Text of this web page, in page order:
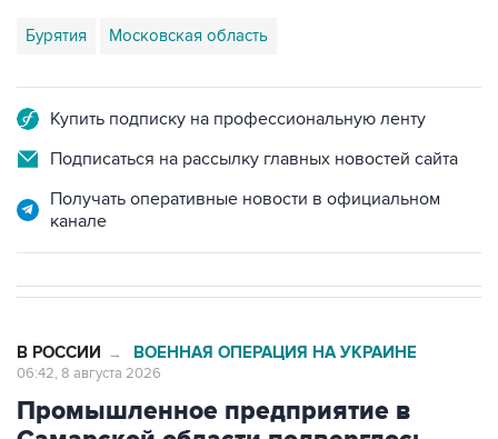
Подписаться на рассылку главных новостей сайта
Получать оперативные новости в официальном
Промышленное предприятие в
Самарской области подверглось
атаке БПЛА